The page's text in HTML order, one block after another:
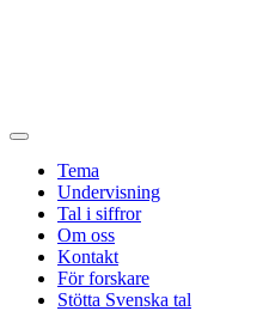
Tema
Undervisning
Tal i siffror
Om oss
Kontakt
För forskare
Stötta Svenska tal